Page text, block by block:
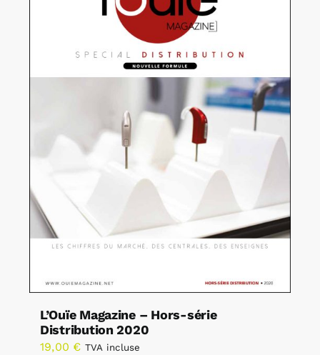
L’Ouïe Magazine – Hors-série
Distribution 2020
19,00 € TVA incluse